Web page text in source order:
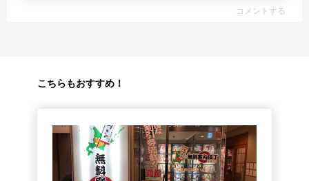
コメントする
こちらもおすすめ！